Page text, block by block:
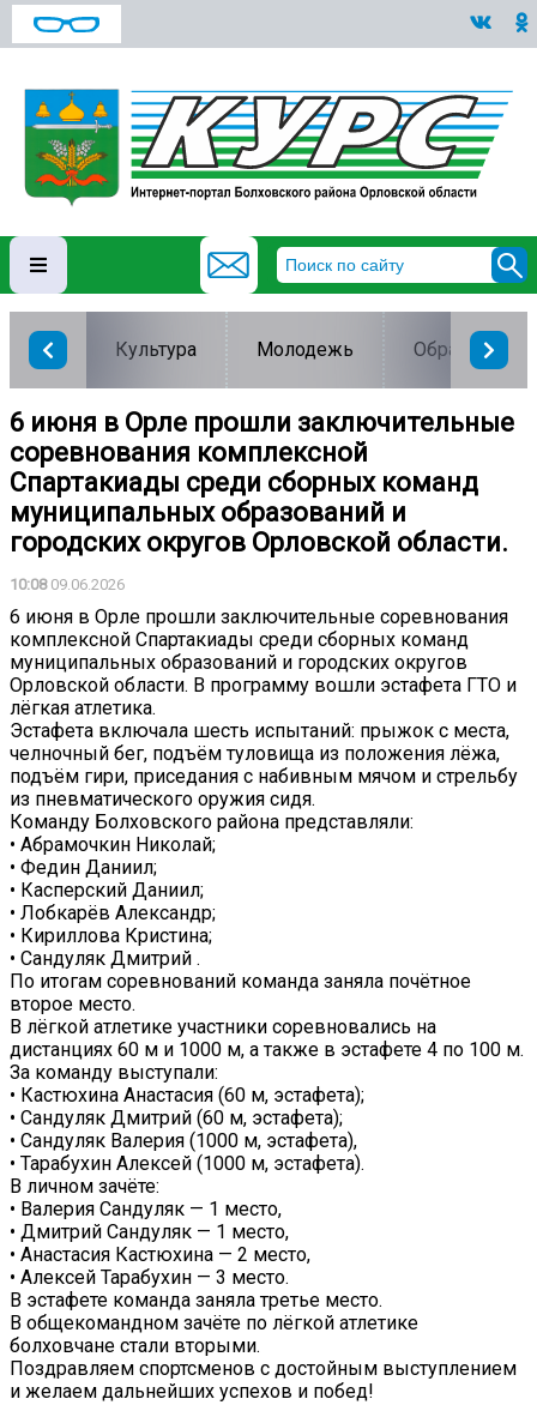
Культура Молодежь Образование
6 июня в Орле прошли заключительные
соревнования комплексной
Спартакиады среди сборных команд
муниципальных образований и
городских округов Орловской области.
10:0809.06.2026
6 июня в Орле прошли заключительные соревнования
комплексной Спартакиады среди сборных команд
муниципальных образований и городских округов
Орловской области. В программу вошли эстафета ГТО и
лёгкая атлетика.
Эстафета включала шесть испытаний: прыжок с места,
челночный бег, подъём туловища из положения лёжа,
подъём гири, приседания с набивным мячом и стрельбу
из пневматического оружия сидя.
Команду Болховского района представляли:
• Абрамочкин Николай;
• Федин Даниил;
• Касперский Даниил;
• Лобкарёв Александр;
• Кириллова Кристина;
• Сандуляк Дмитрий .
По итогам соревнований команда заняла почётное
второе место.
В лёгкой атлетике участники соревновались на
дистанциях 60 м и 1000 м, а также в эстафете 4 по 100 м.
За команду выступали:
• Кастюхина Анастасия (60 м, эстафета);
• Сандуляк Дмитрий (60 м, эстафета);
• Сандуляк Валерия (1000 м, эстафета),
• Тарабухин Алексей (1000 м, эстафета).
В личном зачёте:
• Валерия Сандуляк — 1 место,
• Дмитрий Сандуляк — 1 место,
• Анастасия Кастюхина — 2 место,
• Алексей Тарабухин — 3 место.
В эстафете команда заняла третье место.
В общекомандном зачёте по лёгкой атлетике
болховчане стали вторыми.
Поздравляем спортсменов с достойным выступлением
и желаем дальнейших успехов и побед!